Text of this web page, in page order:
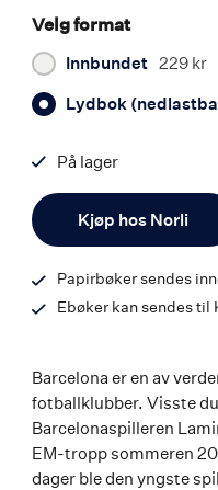
Velg format
Innbundet 229 kr
Lydbok
Kjøp hos Norli
På lager
9788203459344
Papirbøker sendes
Ebøker kan sendes til
Barcelona er en av
fotballklubber. Visste
Barcelonaspilleren
EM-tropp sommeren
dager ble den yngste